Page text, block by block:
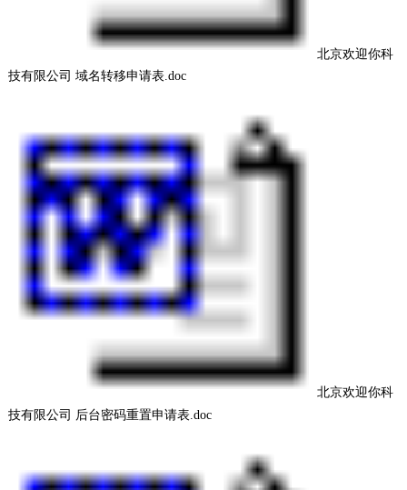
北京欢迎你科
技有限公司 域名转移申请表.doc
北京欢迎你科
技有限公司 后台密码重置申请表.doc